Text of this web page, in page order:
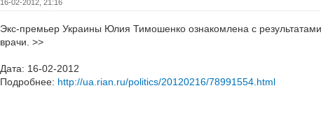
16-02-2012, 21:16
Экс-премьер Украины Юлия Тимошенко ознакомлена с
врачи. >>
Дата: 16-02-2012
Подробнее: http://ua.rian.ru/politics/20120216/78991554.html